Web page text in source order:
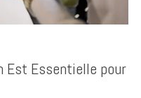
Est Essentielle pour